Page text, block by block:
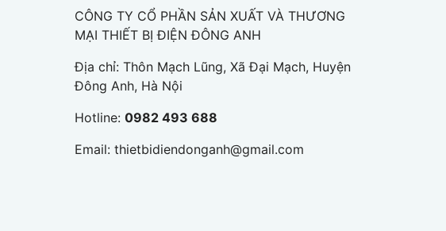
CÔNG TY CỔ PHẦN SẢN XUẤT VÀ THƯƠNG
MẠI THIẾT BỊ ĐIỆN ĐÔNG ANH
Địa chỉ: Thôn Mạch Lũng, Xã Đại Mạch, Huyện
Đông Anh, Hà Nội
Hotline: 0982 493 688
Email: thietbidiendonganh@gmail.com